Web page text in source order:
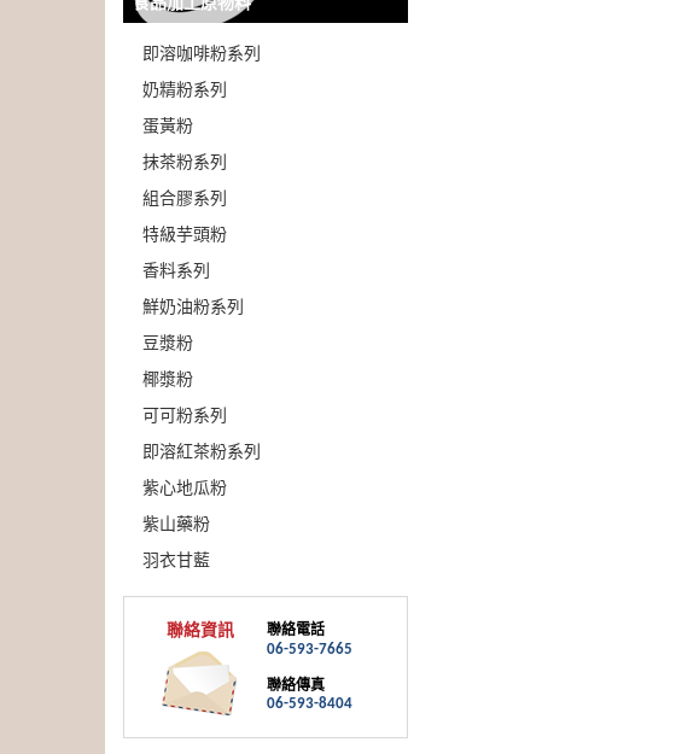
即溶咖啡粉系列
奶精粉系列
蛋黃粉
抹茶粉系列
組合膠系列
特級芋頭粉
香料系列
鮮奶油粉系列
豆漿粉
椰漿粉
可可粉系列
即溶紅茶粉系列
紫心地瓜粉
紫山藥粉
羽衣甘藍
聯絡資訊 聯絡電話
06-593-7665
聯絡傳真
06-593-8404